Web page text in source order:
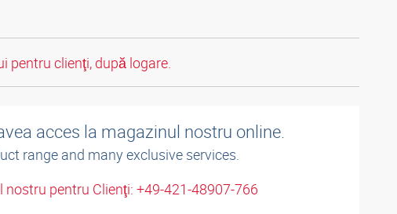
pentru clienţi, după logare.
acces la magazinul nostru online.
range and many exclusive services.
nostru pentru Clienţi: +49-421-48907-766